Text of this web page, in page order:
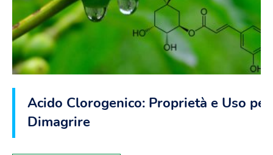
Acido Clorogenico: Proprietà e Uso per
Dimagrire